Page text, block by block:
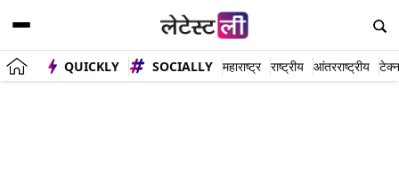
QUICKLY SOCIALLY महाराष्ट्र राष्ट्रीय आंतरराष्ट्रीय